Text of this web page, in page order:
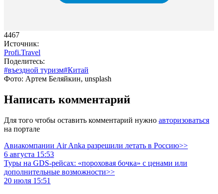
4467
Источник:
Profi.Travel
Поделитесь:
#въездной туризм#Китай
Фото: Артем Беляйкин, unsplash
Написать комментарий
Для того чтобы оставить комментарий нужно авторизоваться
на портале
Авиакомпании Air Anka разрешили летать в Россию>>
6 августа 15:53
Туры на GDS-рейсах: «пороховая бочка» с ценами или
дополнительные возможности>>
20 июля 15:51